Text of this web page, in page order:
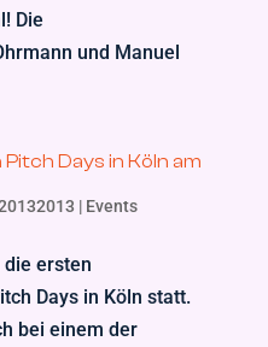
Die
und Manuel
Days in Köln am
| Events
ersten
Days in Köln statt.
bei einem der